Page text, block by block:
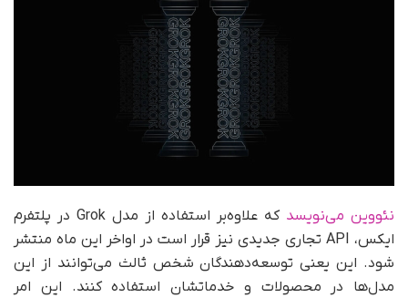
نئووین می‌نویسد
که علاوه‌بر استفاده از مدل Grok در پلتفرم
ایکس، API تجاری جدیدی نیز قرار است در اواخر این ماه منتشر
شود. این یعنی توسعه‌دهندگان شخص ثالث می‌توانند از این
مدل‌ها در محصولات و خدماتشان استفاده کنند. این امر